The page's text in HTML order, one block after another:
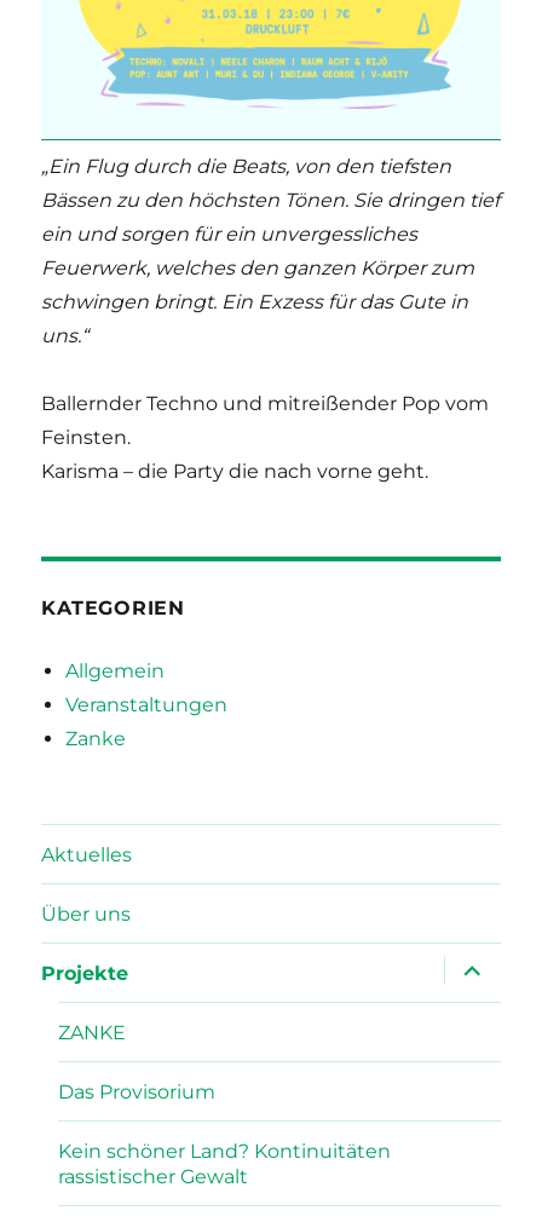
„Ein Flug durch die Beats, von den tiefsten
Bässen zu den höchsten Tönen. Sie dringen tief
ein und sorgen für ein unvergessliches
Feuerwerk, welches den ganzen Körper zum
schwingen bringt. Ein Exzess für das Gute in
uns.“
Ballernder Techno und mitreißender Pop vom
Feinsten.
Karisma – die Party die nach vorne geht.
KATEGORIEN
Allgemein
Veranstaltungen
Zanke
Aktuelles
Über uns
Projekte
öffnen
ZANKE
Das Provisorium
Kein schöner Land? Kontinuitäten
rassistischer Gewalt